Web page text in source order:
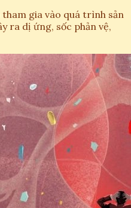
gia vào quá trình sản
ra dị ứng, sốc phản vệ,